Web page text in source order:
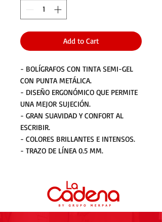
Add to Cart
- BOLÍGRAFOS CON TINTA SEMI-GEL
CON PUNTA METÁLICA.
- DISEÑO ERGONÓMICO QUE PERMITE
UNA MEJOR SUJECIÓN.
- GRAN SUAVIDAD Y CONFORT AL
ESCRIBIR.
- COLORES BRILLANTES E INTENSOS.
- TRAZO DE LÍNEA 0.5 MM.